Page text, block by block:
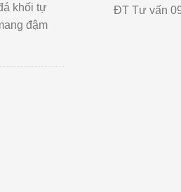
khối tự
đậm
ĐT Tư vấn